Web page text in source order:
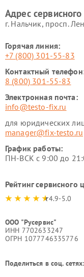
Адрес
г. Нальчик, просп.
Горячая линия:
+7 (800) 301-55-83
Контактный
8 (800) 301-55-83
Электронная почта:
info@testo-fix.ru
для юридических
manager@fix-testo.ru
График работы:
ПН-ВСК с 9:00 до
Рейтинг сервисного
4.9-5.0
ООО "Русервис"
ИНН 7702633247
ОГРН 1077746335776
Поделиться в соц. сетях: